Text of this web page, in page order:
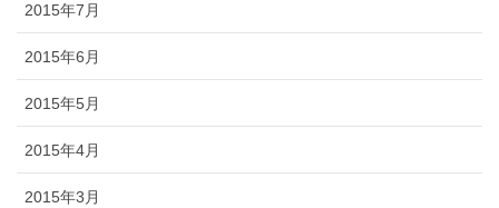
2015年7月
2015年6月
2015年5月
2015年4月
2015年3月